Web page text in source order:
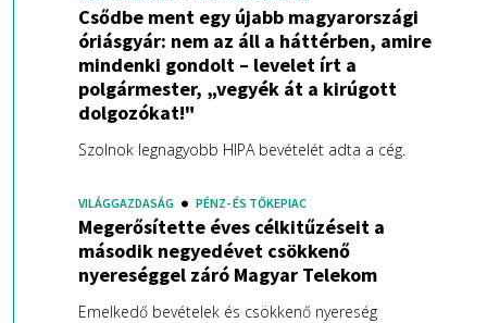
Csődbe ment egy újabb magyarországi
óriásgyár: nem az áll a háttérben, amire
mindenki gondolt – levelet írt a
polgármester, „vegyék át a kirúgott
dolgozókat!"
Szolnok legnagyobb HIPA bevételét adta a cég.
VILÁGGAZDASÁG PÉNZ- ÉS TŐKEPIAC
Megerősítette éves célkitűzéseit a
második negyedévet csökkenő
nyereséggel záró Magyar Telekom
Emelkedő bevételek és csökkenő nyereség